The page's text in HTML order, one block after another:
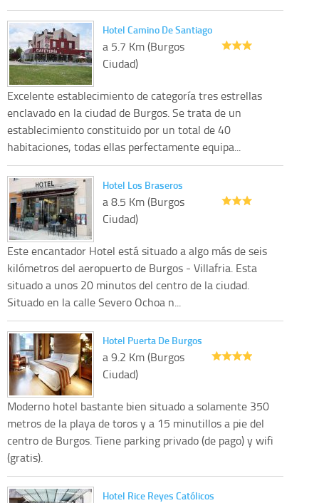
Hotel Camino De Santiago
a 5.7 Km (Burgos
Ciudad)
Excelente establecimiento de categoría tres estrellas
enclavado en la ciudad de Burgos. Se trata de un
establecimiento constituido por un total de 40
habitaciones, todas ellas perfectamente equipa...
Hotel Los Braseros
a 8.5 Km (Burgos
Ciudad)
Este encantador Hotel está situado a algo más de seis
kilómetros del aeropuerto de Burgos - Villafria. Esta
situado a unos 20 minutos del centro de la ciudad.
Situado en la calle Severo Ochoa n...
Hotel Puerta De Burgos
a 9.2 Km (Burgos
Ciudad)
Moderno hotel bastante bien situado a solamente 350
metros de la playa de toros y a 15 minutillos a pie del
centro de Burgos. Tiene parking privado (de pago) y wifi
(gratis).
Hotel Rice Reyes Católicos